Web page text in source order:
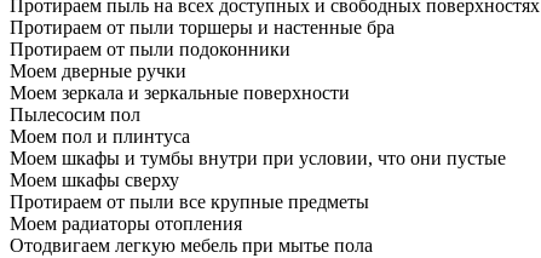
Протираем пыль на всех доступных и свободных поверхностях
Протираем от пыли торшеры и настенные бра
Протираем от пыли подоконники
Моем дверные ручки
Моем зеркала и зеркальные поверхности
Пылесосим пол
Моем пол и плинтуса
Моем шкафы и тумбы внутри при условии, что они пустые
Моем шкафы сверху
Протираем от пыли все крупные предметы
Моем радиаторы отопления
Отодвигаем легкую мебель при мытье пола